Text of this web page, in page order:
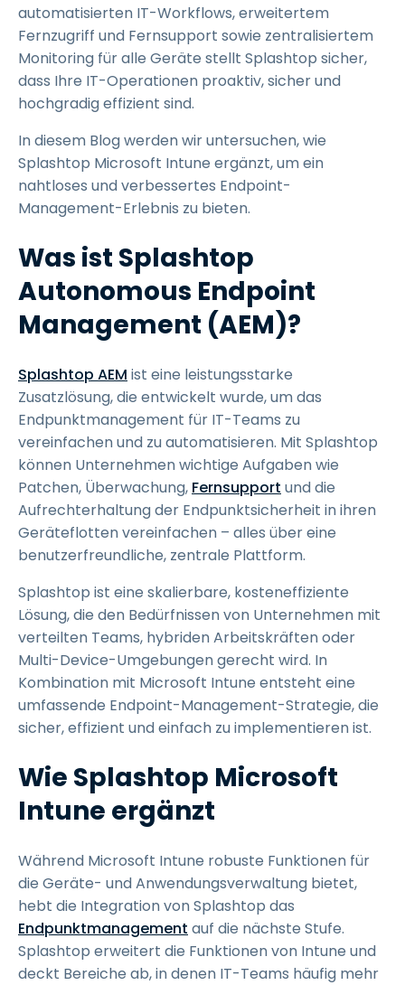
automatisierten IT-Workflows, erweitertem
Fernzugriff und Fernsupport sowie zentralisiertem
Monitoring für alle Geräte stellt Splashtop sicher,
dass Ihre IT-Operationen proaktiv, sicher und
hochgradig effizient sind.
In diesem Blog werden wir untersuchen, wie
Splashtop Microsoft Intune ergänzt, um ein
nahtloses und verbessertes Endpoint-
Management-Erlebnis zu bieten.
Was ist Splashtop
Autonomous Endpoint
Management (AEM)?
Splashtop AEM ist eine leistungsstarke
Zusatzlösung, die entwickelt wurde, um das
Endpunktmanagement für IT-Teams zu
vereinfachen und zu automatisieren. Mit Splashtop
können Unternehmen wichtige Aufgaben wie
Patchen, Überwachung, Fernsupport und die
Aufrechterhaltung der Endpunktsicherheit in ihren
Geräteflotten vereinfachen – alles über eine
benutzerfreundliche, zentrale Plattform.
Splashtop ist eine skalierbare, kosteneffiziente
Lösung, die den Bedürfnissen von Unternehmen mit
verteilten Teams, hybriden Arbeitskräften oder
Multi-Device-Umgebungen gerecht wird. In
Kombination mit Microsoft Intune entsteht eine
umfassende Endpoint-Management-Strategie, die
sicher, effizient und einfach zu implementieren ist.
Wie Splashtop Microsoft
Intune ergänzt
Während Microsoft Intune robuste Funktionen für
die Geräte- und Anwendungsverwaltung bietet,
hebt die Integration von Splashtop das
Endpunktmanagement auf die nächste Stufe.
Splashtop erweitert die Funktionen von Intune und
deckt Bereiche ab, in denen IT-Teams häufig mehr